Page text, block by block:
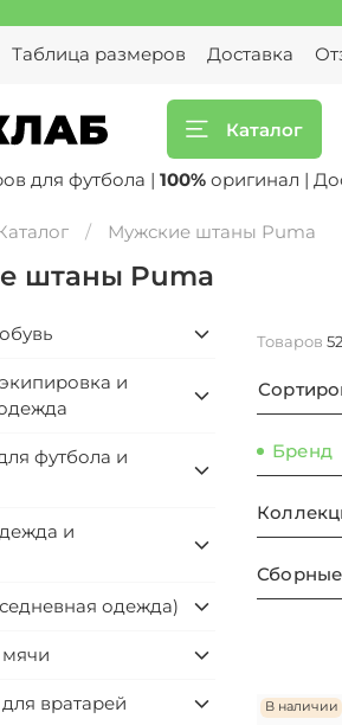
Таблица размеров Доставка
Каталог
для футбола | 100% оригинал |
Мужские штаны Puma
штаны Puma
Товаров 52
Бренд
В наличии
и
футбола и
и
одежда)
вратарей